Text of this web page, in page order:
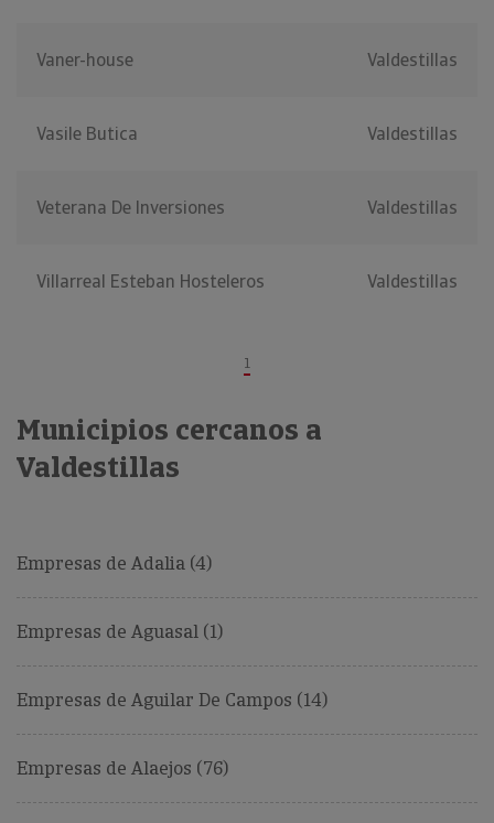
Vaner-house Valdestillas
Vasile Butica Valdestillas
Veterana De Inversiones Valdestillas
Villarreal Esteban Hosteleros Valdestillas
1
Municipios cercanos a
Valdestillas
Empresas de Adalia (4)
Empresas de Aguasal (1)
Empresas de Aguilar De Campos (14)
Empresas de Alaejos (76)